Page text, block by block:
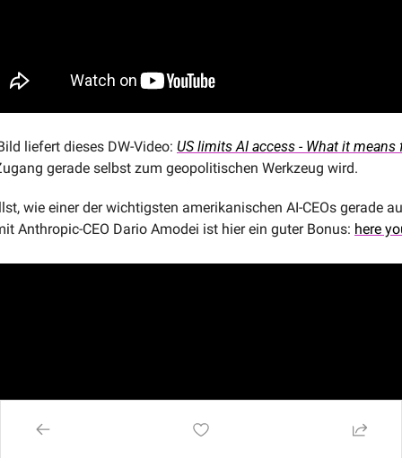
liefert dieses DW-Video: US limits AI access - What it means
gerade selbst zum geopolitischen Werkzeug wird.
wie einer der wichtigsten amerikanischen AI-CEOs gerade
Anthropic-CEO Dario Amodei ist hier ein guter Bonus: here